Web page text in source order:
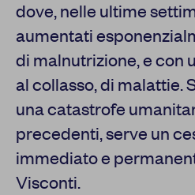
dove, nelle ultime
aumentati
di malnutrizione, e con
al collasso, di malattie.
una catastrofe
precedenti, serve un
immediato e
Visconti.